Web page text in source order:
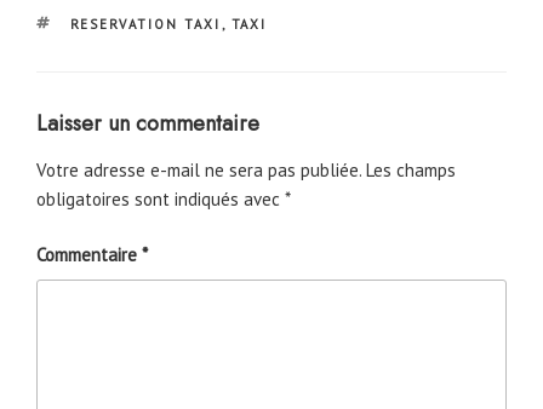
ÉTIQUETTES
RESERVATION TAXI , TAXI
Laisser un commentaire
Votre adresse e-mail ne sera pas publiée. Les champs
obligatoires sont indiqués avec *
Commentaire *